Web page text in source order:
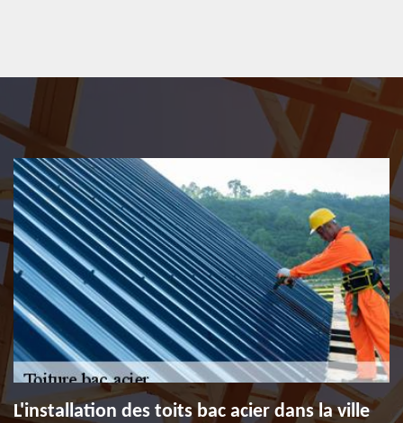
L'installation des toits bac acier dans la ville